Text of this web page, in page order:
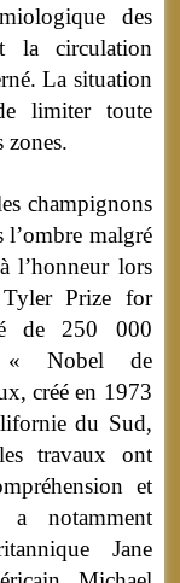
des
la circulation
La situation
limiter toute
zones.
champignons
l’ombre malgré
l’honneur lors
Prize for
de 250 000
« Nobel de
créé en 1973
du Sud,
travaux ont
et
notamment
Jane